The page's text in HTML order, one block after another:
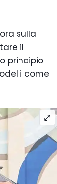
sulla
il
principio
come